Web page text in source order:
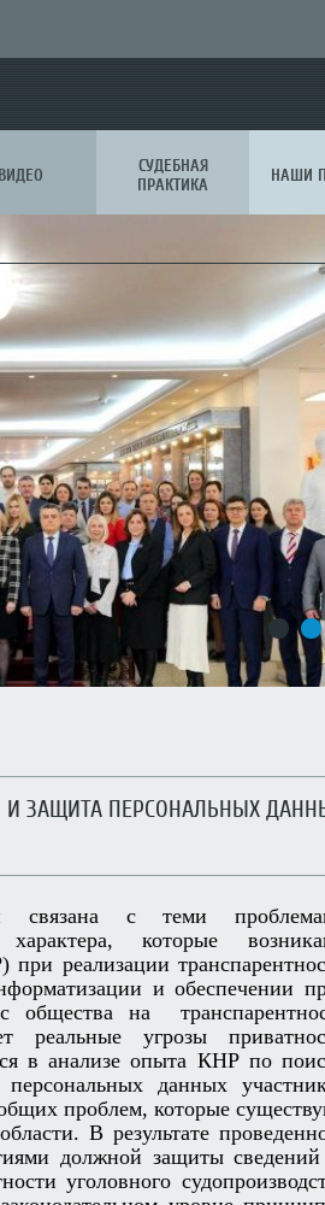
ВИДЕО
СУДЕБНАЯ
ПРАКТИКА
НАШИ
И ЗАЩИТА ПЕРСОНАЛЬНЫХ
связана с теми
характера, которые
реализации
и обеспечении
общества на
реальные угрозы
в анализе опыта КНР по
данных
проблем, которые
В результате
должной защиты
уголовного